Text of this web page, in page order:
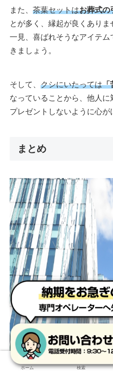
また、 茶葉セットはお葬式の
とが多く、縁起が良くありま
一見、喜ばれそうなアイテ
きましょう。
そして、 クシにいたっては「
なっていることから、他人
プレゼントしないように心が
まとめ
ホーム 検索